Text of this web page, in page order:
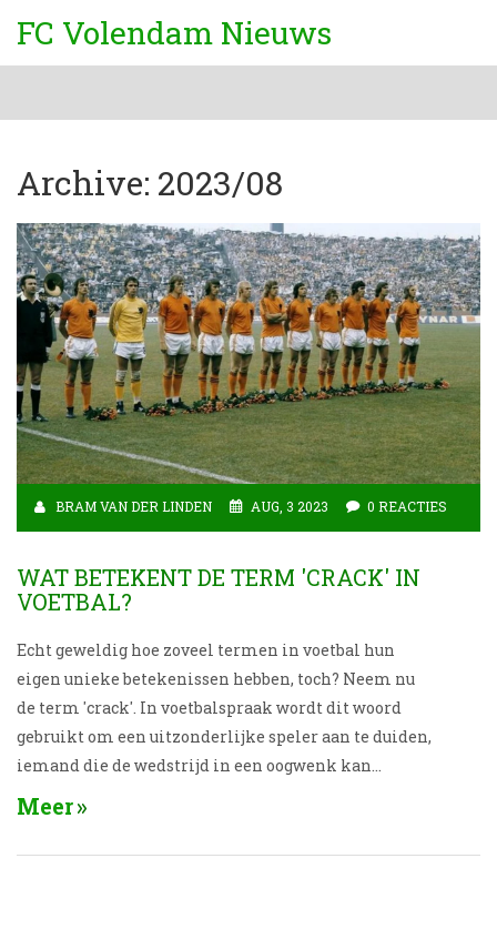
FC Volendam Nieuws
Archive: 2023/08
BRAM VAN DER LINDEN AUG, 3 2023 0 REACTIES
WAT BETEKENT DE TERM 'CRACK' IN
VOETBAL?
Echt geweldig hoe zoveel termen in voetbal hun
eigen unieke betekenissen hebben, toch? Neem nu
de term 'crack'. In voetbalspraak wordt dit woord
gebruikt om een uitzonderlijke speler aan te duiden,
iemand die de wedstrijd in een oogwenk kan
veranderen. Het is als zeggen dat Messi een 'crack' is,
een naald oog schieten en nog steeds lachen! Dus de
Meer